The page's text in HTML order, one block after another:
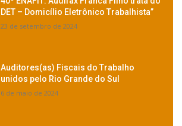
DET – Domicílio Eletrônico Trabalhista”
23 de setembro de 2024
Auditores(as) Fiscais do Trabalho
unidos pelo Rio Grande do Sul
6 de maio de 2024